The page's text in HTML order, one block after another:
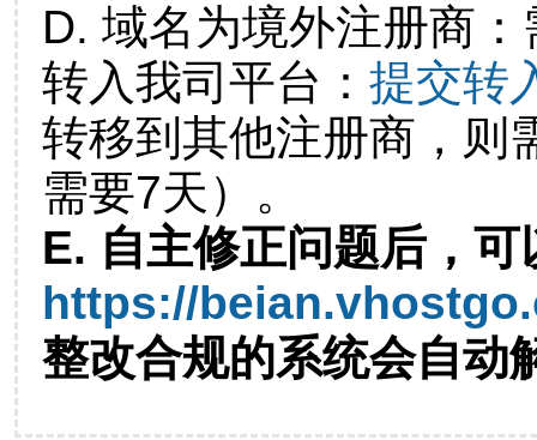
D. 域名为境外注册商
转入我司平台： 提交转
转移到其他注册商，则
需要7天）。
E. 自主修正问题后，可
https://
整改合规的系统会自动